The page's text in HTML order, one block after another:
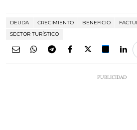
DEUDA CRECIMIENTO BENEFICIO
SECTOR TURÍSTICO